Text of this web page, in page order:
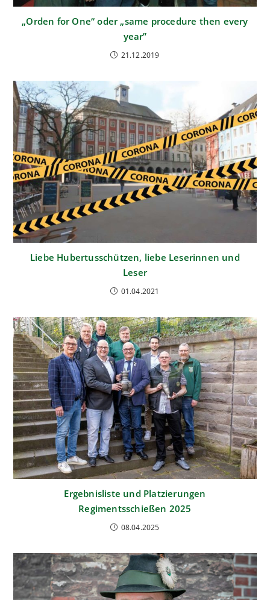
„Orden for One“ oder „same procedure then every
year”
21.12.2019
Liebe Hubertusschützen, liebe Leserinnen und
Leser
01.04.2021
Ergebnisliste und Platzierungen
Regimentsschießen 2025
08.04.2025